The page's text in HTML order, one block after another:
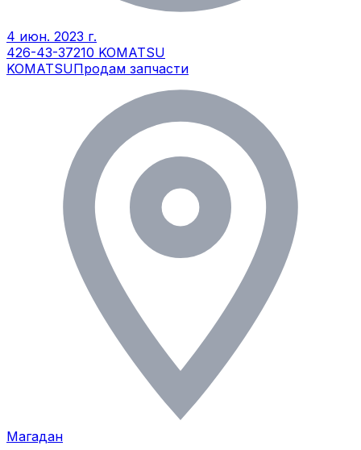
4 июн. 2023 г.
426-43-37210 KOMATSU
KOMATSUПродам запчасти
Магадан